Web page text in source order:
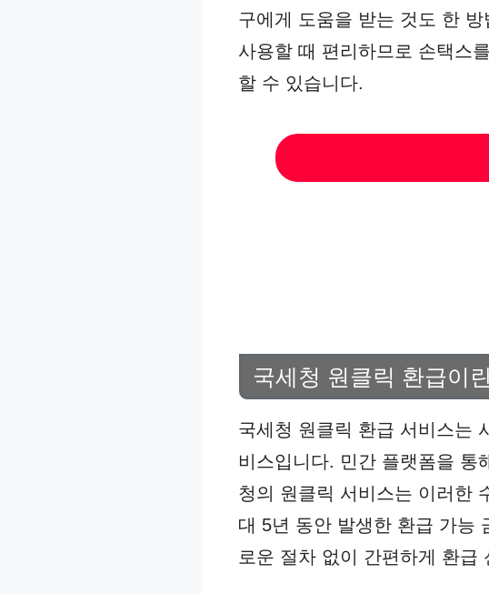
구에게 도움을 받는 것도 한
사용할 때 편리하므로 손택스
할 수 있습니다.
국세청 원클릭 환급이
국세청 원클릭 환급 서비스는
비스입니다. 민간 플랫폼을 통
청의 원클릭 서비스는 이러한
대 5년 동안 발생한 환급 가능
로운 절차 없이 간편하게 환급